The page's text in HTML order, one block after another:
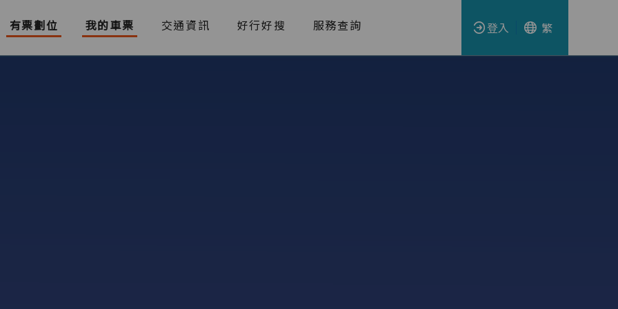
有票劃位 我的車票 交通資訊 好行好搜 服務查詢 登入 繁